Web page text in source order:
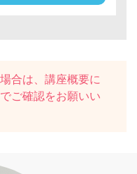
合は、講座概要に
ご確認をお願いい